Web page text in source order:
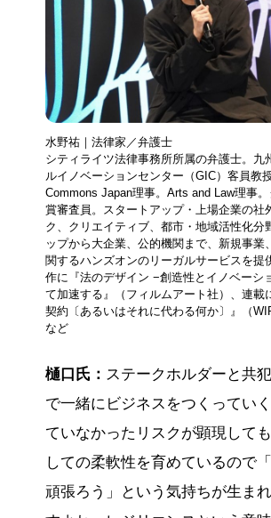
水野祐｜法律家／弁護士
シティライツ法律事務所所属の弁護士。九
ルイノベーションセンター（GIC）客員教
Commons Japan理事。Arts and Law理事
賞審査員。スタートアップ・上場企業の社
ク、クリエイティブ、都市・地域活性化分
ップから大企業、公的機関まで、新規事業
関するハンズオンのリーガルサービスを提
作に『法のデザイン −創造性とイノベーシ
て加速する』（フィルムアート社）、連載
契約〔あるいはそれに代わる何か〕』（
など
樋口氏： ステークホルダーと共
で一緒にビジネスをつくってい
ていなかったリスクが顕現して
しての柔軟性を育めているので
頑張ろう」という気持ちが生ま